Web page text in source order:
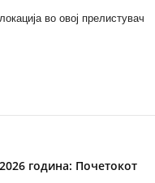
во овој прелистувач
година: Почетокот